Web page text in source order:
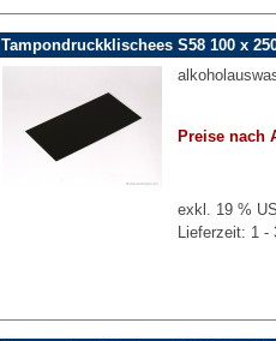
Tampondruckklischees S58 100 x
Preise nach
exkl. 19 %
Lieferzeit: 1